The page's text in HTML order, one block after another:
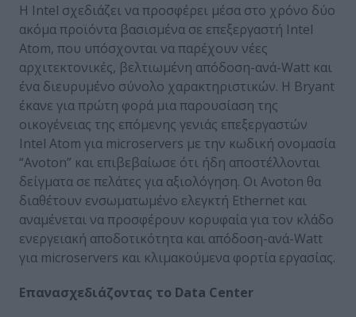
Η Intel σχεδιάζει να προσφέρει μέσα στο χρόνο δύο
ακόμα προϊόντα βασισμένα σε επεξεργαστή Intel
Atom, που υπόσχονται να παρέχουν νέες
αρχιτεκτονικές, βελτιωμένη απόδοση-ανά-Watt και
ένα διευρυμένο σύνολο χαρακτηριστικών. Η Bryant
έκανε για πρώτη φορά μια παρουσίαση της
οικογένειας της επόμενης γενιάς επεξεργαστών
Intel Atom για microservers με την κωδική ονομασία
“Avoton” και επιβεβαίωσε ότι ήδη αποστέλλονται
δείγματα σε πελάτες για αξιολόγηση. Οι Avoton θα
διαθέτουν ενσωματωμένο ελεγκτή Ethernet και
αναμένεται να προσφέρουν κορυφαία για τον κλάδο
ενεργειακή αποδοτικότητα και απόδοση-ανά-Watt
για microservers και κλιμακούμενα φορτία εργασίας.
Επανασχεδιάζοντας το Data Center